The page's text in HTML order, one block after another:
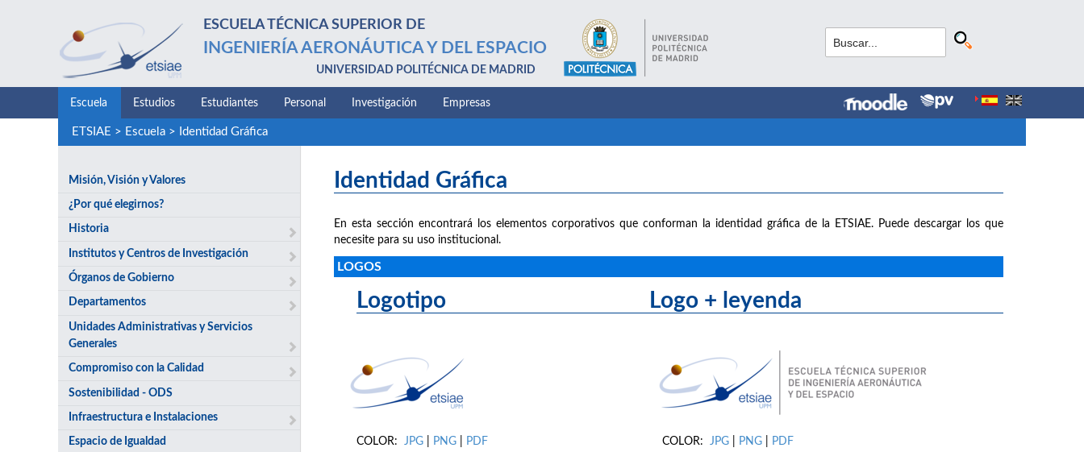
ESCUELA TÉCNICA SUPERIOR DE
INGENIERÍA AERONÁUTICA Y DEL ESPACIO
UNIVERSIDAD POLITÉCNICA DE MADRID
Escuela Estudios Estudiantes Personal Investigación Empresas
ETSIAE > Escuela> Identidad Gráfica
Misión, Visión y Valores
¿Por qué elegirnos?
Historia
Institutos y Centros de Investigación
Órganos de Gobierno
Departamentos
Unidades Administrativas y Servicios
Generales
Compromiso con la Calidad
Sostenibilidad - ODS
Infraestructura e Instalaciones
Espacio de Igualdad
Identidad Gráfica
En esta sección encontrará los elementos corporativos que conforman la identidad gráfica de la ETSIAE. Puede descargar los que
necesite para su uso institucional.
LOGOS
Logotipo Logo + leyenda
COLOR: JPG PNG PDF COLOR: JPG PNG PDF